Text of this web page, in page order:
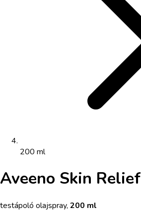
200 ml
Aveeno Skin Relief
testápoló olajspray, 200 ml